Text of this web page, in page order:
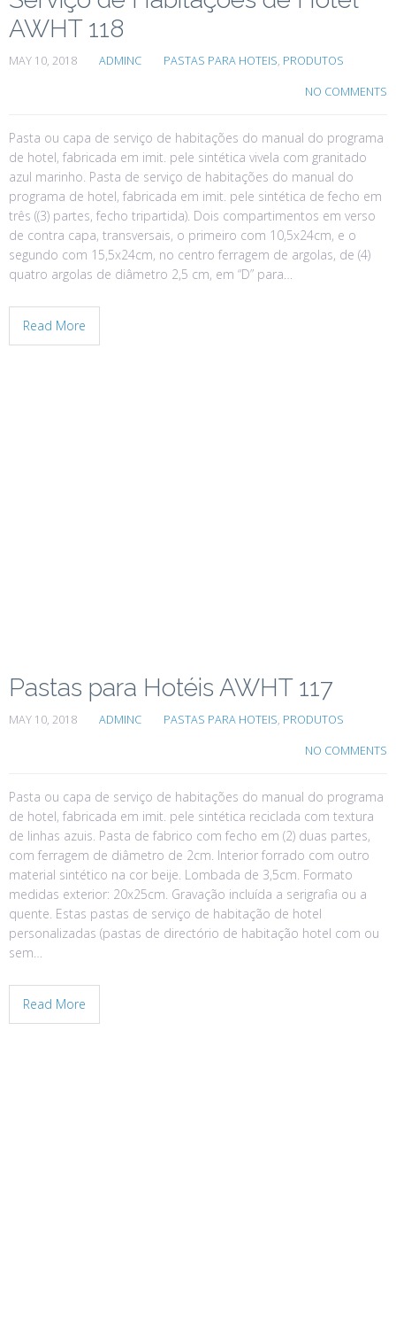
AWHT 118
MAY 10, 2018 ADMINC PASTAS PARA HOTEIS, PRODUTOS
NO COMMENTS
Pasta ou capa de serviço de habitações do manual do programa
de hotel, fabricada em imit. pele sintética vivela com granitado
azul marinho. Pasta de serviço de habitações do manual do
programa de hotel, fabricada em imit. pele sintética de fecho em
três ((3) partes, fecho tripartida). Dois compartimentos em verso
de contra capa, transversais, o primeiro com 10,5x24cm, e o
segundo com 15,5x24cm, no centro ferragem de argolas, de (4)
quatro argolas de diâmetro 2,5 cm, em “D” para…
Read More
Pastas para Hotéis AWHT 117
MAY 10, 2018 ADMINC PASTAS PARA HOTEIS, PRODUTOS
NO COMMENTS
Pasta ou capa de serviço de habitações do manual do programa
de hotel, fabricada em imit. pele sintética reciclada com textura
de linhas azuis. Pasta de fabrico com fecho em (2) duas partes,
com ferragem de diâmetro de 2cm. Interior forrado com outro
material sintético na cor beije. Lombada de 3,5cm. Formato
medidas exterior: 20x25cm. Gravação incluída a serigrafia ou a
quente. Estas pastas de serviço de habitação de hotel
personalizadas (pastas de directório de habitação hotel com ou
sem…
Read More